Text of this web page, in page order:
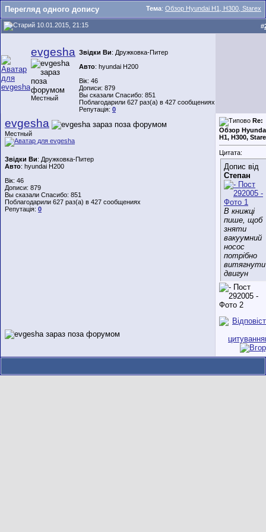
Тема: Обзор Hyundai H1, H300, Starex
Перегляд одного допису
10.01.2015, 21:15 #
evgesha
Местный
Звідки Ви: Дружковка-Питер
Авто: hyundai H200
Вік: 46
Дописи: 879
Вы сказали Спасибо: 851
Поблагодарили 627 раз(а) в 427 сообщениях
Репутація: 0
evgesha
Местный
Звідки Ви: Дружковка-Питер
Авто: hyundai H200
Вік: 46
Дописи: 879
Вы сказали Спасибо: 851
Поблагодарили 627 раз(а) в 427 сообщениях
Репутація: 0
Re:
Обзор
H1, H300,
Цитата:
Допис від
Степан
В книжці
пише, щоб
зняти
вакуумний
носос
потрібно
витягнути
двигун